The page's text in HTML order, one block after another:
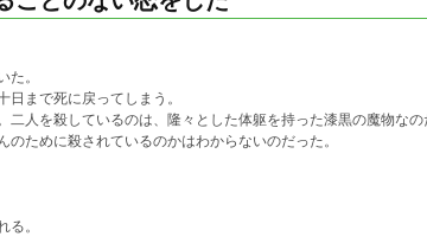
。
まで死に戻ってしまう。
人を殺しているのは、隆々とした体躯を持った漆黒の魔物なの
ために殺されているのかはわからないのだった。
。